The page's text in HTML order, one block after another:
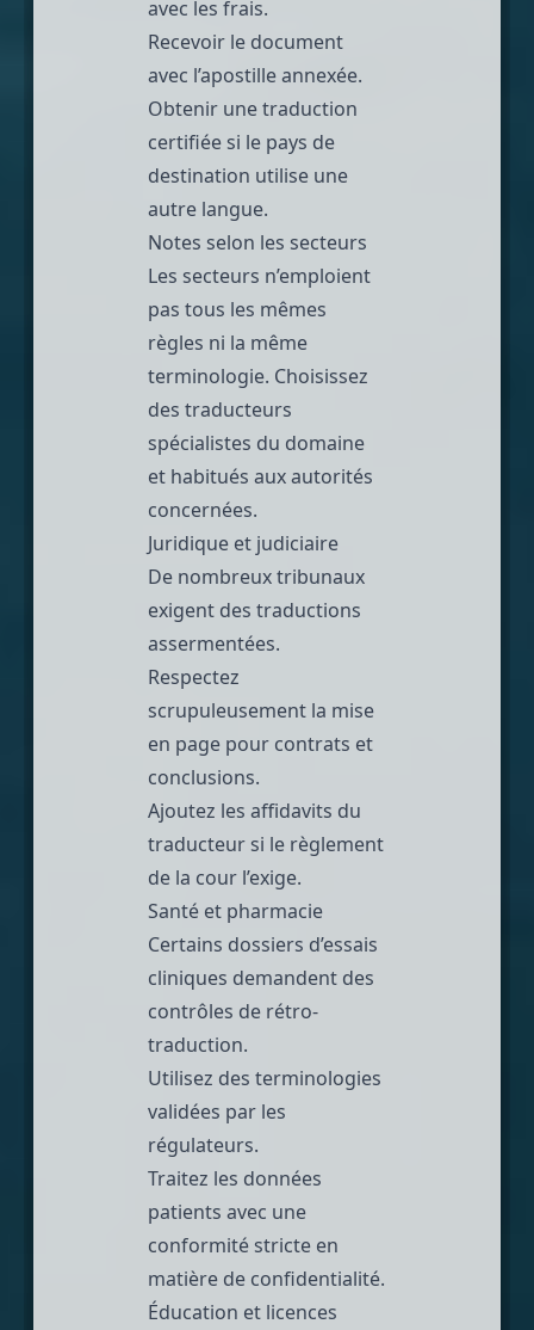
avec les frais.
Recevoir le document
avec l’apostille annexée.
Obtenir une traduction
certifiée si le pays de
destination utilise une
autre langue.
Notes selon les secteurs
Les secteurs n’emploient
pas tous les mêmes
règles ni la même
terminologie. Choisissez
des traducteurs
spécialistes du domaine
et habitués aux autorités
concernées.
Juridique et judiciaire
De nombreux tribunaux
exigent des traductions
assermentées.
Respectez
scrupuleusement la mise
en page pour contrats et
conclusions.
Ajoutez les affidavits du
traducteur si le règlement
de la cour l’exige.
Santé et pharmacie
Certains dossiers d’essais
cliniques demandent des
contrôles de rétro-
traduction.
Utilisez des terminologies
validées par les
régulateurs.
Traitez les données
patients avec une
conformité stricte en
matière de confidentialité.
Éducation et licences